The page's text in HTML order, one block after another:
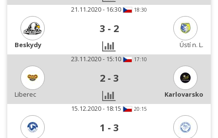
21.11.2020 - 16:30
18:30
3 - 2
Beskydy
Ústí n. L.
23.11.2020 - 15:10
17:10
2 - 3
Liberec
Karlovarsko
15.12.2020 - 18:15
20:15
1 - 3